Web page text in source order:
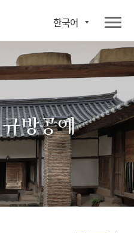
한국어
방공예